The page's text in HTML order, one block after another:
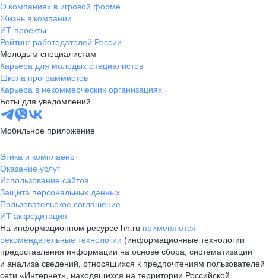
О компаниях в игровой форме
Жизнь в компании
ИТ-проекты
Рейтинг работодателей России
Молодым специалистам
Карьера для молодых специалистов
Школа программистов
Карьера в некоммерческих организациях
Боты для уведомлений
Мобильное приложение
Этика и комплаенс
Оказание услуг
Использование сайтов
Защита персональных данных
Пользовательское соглашение
ИТ аккредитация
На информационном ресурсе hh.ru применяются
рекомендательные технологии (информационные технологии
предоставления информации на основе сбора, систематизации
и анализа сведений, относящихся к предпочтениям пользователей
сети «Интернет», находящихся на территории Российской